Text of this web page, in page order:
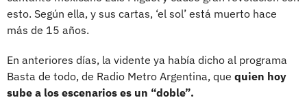
esto. Según ella, y sus cartas, ‘el sol’ está muerto hace
más de 15 años.
En anteriores días, la vidente ya había dicho al programa
Basta de todo, de Radio Metro Argentina, que quien hoy
sube a los escenarios es un “doble”.